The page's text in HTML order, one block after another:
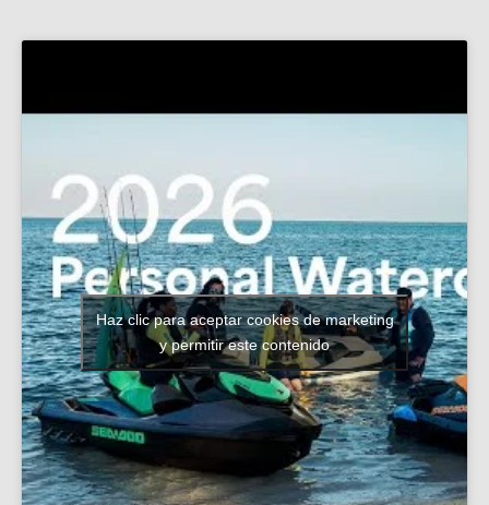
Haz clic para aceptar cookies de marketing
y permitir este contenido